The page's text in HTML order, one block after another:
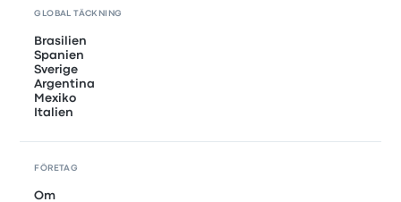
GLOBAL TÄCKNING
Brasilien
Spanien
Sverige
Argentina
Mexiko
Italien
FÖRETAG
Om